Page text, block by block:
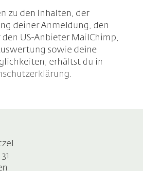
zu den Inhalten, der
deiner Anmeldung, den
den US-Anbieter MailChimp,
sowie deine
erhältst du in
.